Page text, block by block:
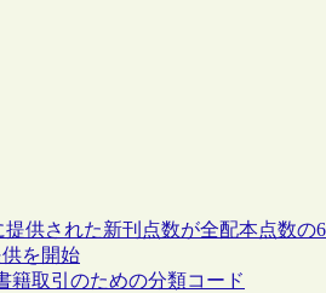
供された新刊点数が全配本点数の
を開始
籍取引のための分類コード